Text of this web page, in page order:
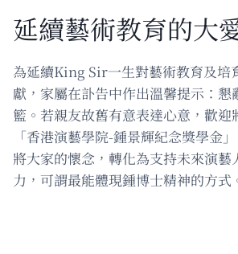
延續藝術教育的大
為延續King Sir一生對藝術教育及培
獻，家屬在訃告中作出溫馨提示：懇
籃。若親友故舊有意表達心意，歡迎
「香港演藝學院-鍾景輝紀念獎學金
將大家的懷念，轉化為支持未來演藝
力，可謂最能體現鍾博士精神的方式